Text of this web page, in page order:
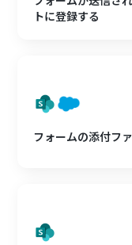
トに登録する
フォームの添付フ